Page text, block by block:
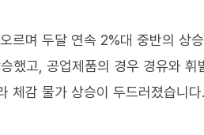
르며 두달 연속 2%대 중반의 상
했고, 공업제품의 경우 경유와 휘
체감 물가 상승이 두드러졌습니다.